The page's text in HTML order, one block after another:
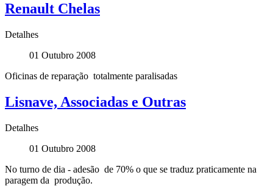
Renault Chelas
Detalhes
01 Outubro 2008
Oficinas de reparação totalmente paralisadas
Lisnave, Associadas e Outras
Detalhes
01 Outubro 2008
No turno de dia - adesão de 70% o que se traduz praticamente na
paragem da produção.